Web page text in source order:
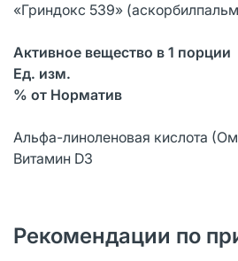
«Гриндокс 539»
Активное вещество в 1 порции
Ед. изм.
% от Норматив
Альфа-линоленовая кислота
Витамин D3 15
Рекомендации по